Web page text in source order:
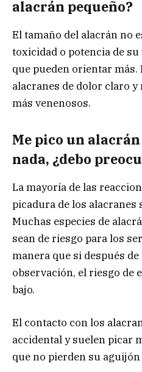
alacrán pequeño?
El tamaño del alacrán no
toxicidad o potencia de su
que pueden orientar más.
alacranes de dolor claro y
más venenosos.
Me pico un alacrán
nada, ¿debo
La mayoría de las
picadura de los alacranes
Muchas especies de
sean de riesgo para los
manera que si después
observación, el riesgo de
bajo.
El contacto con los
accidental y suelen picar
que no pierden su